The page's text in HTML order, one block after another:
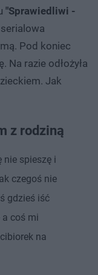
"Sprawiedliwi -
Pod koniec
Na razie odłożyła
Jak
z rodziną
nie spieszę i
czegoś nie
gdzieś iść
coś mi
na